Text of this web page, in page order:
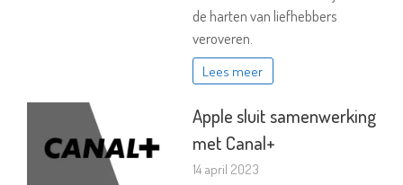
de harten van liefhebbers
veroveren.
Lees meer
Apple sluit samenwerking
met Canal+
14 april 2023